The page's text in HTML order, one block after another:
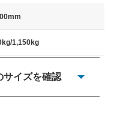
1,150kg
サイズを確認